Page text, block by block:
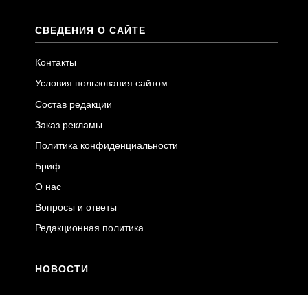
СВЕДЕНИЯ О САЙТЕ
Контакты
Условия пользования сайтом
Состав редакции
Заказ рекламы
Политика конфиденциальности
Бриф
О нас
Вопросы и ответы
Редакционная политика
НОВОСТИ